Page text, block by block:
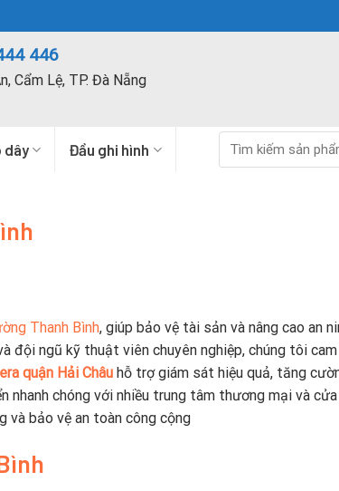
446
Cẩm Lệ, TP. Đà Nẵng
dây Đầu ghi hình
kiếm:
Thanh Bình, giúp bảo vệ tài sản và nâng cao an
đội ngũ kỹ thuật viên chuyên nghiệp, chúng tôi
quận Hải Châu hỗ trợ giám sát hiệu quả, tăng
nhanh chóng với nhiều trung tâm thương mại và cửa
và bảo vệ an toàn công cộng